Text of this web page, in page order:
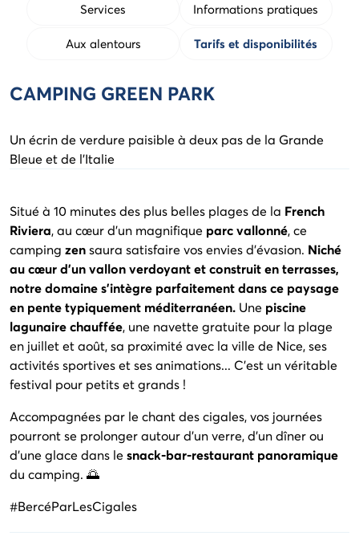
Services Informations pratiques
Aux alentours Tarifs et disponibilités
CAMPING GREEN PARK
Un écrin de verdure paisible à deux pas de la Grande
Bleue et de l'Italie
Situé à 10 minutes des plus belles plages de la French
Riviera, au cœur d'un magnifique parc vallonné, ce
camping zensaura satisfaire vos envies d'évasion. Niché
au cœur d'un vallon verdoyant et construit en terrasses,
notre domaine s'intègre parfaitement dans ce paysage
en pente typiquement méditerranéen. Une piscine
lagunaire chauffée, une navette gratuite pour la plage
en juillet et août, sa proximité avec la ville de Nice, ses
activités sportives et ses animations... C'est un véritable
festival pour petits et grands !
Accompagnées par le chant des cigales, vos journées
pourront se prolonger autour d'un verre, d'un dîner ou
d'une glace dans le snack-bar-restaurant panoramique
du camping. 🌅
#BercéParLesCigales